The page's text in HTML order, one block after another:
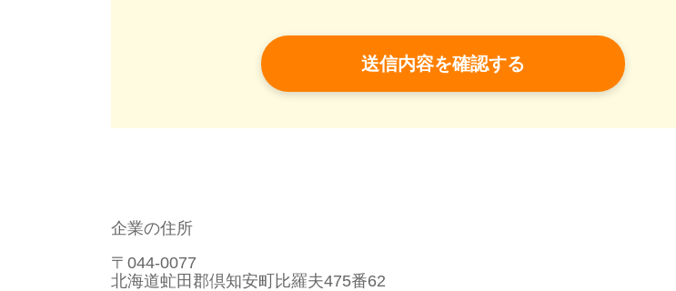
企業の住所
〒044-0077
北海道虻田郡倶知安町比羅夫475番62